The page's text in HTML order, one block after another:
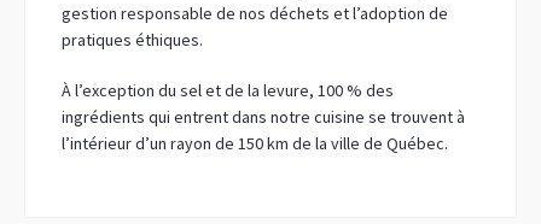
gestion responsable de nos déchets et l’adoption de
pratiques éthiques.
À l’exception du sel et de la levure, 100 % des
ingrédients qui entrent dans notre cuisine se trouvent à
l’intérieur d’un rayon de 150 km de la ville de Québec.